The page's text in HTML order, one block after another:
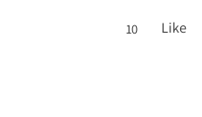
Like
10